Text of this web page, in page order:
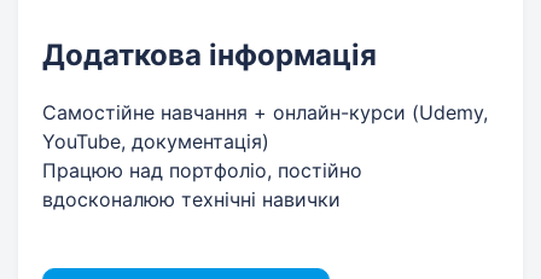
Додаткова інформація
Самостійне навчання + онлайн-курси (Udemy,
YouTube, документація)
Працюю над портфоліо, постійно
вдосконалюю технічні навички